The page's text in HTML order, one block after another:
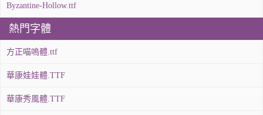
Byzantine-Hollow.ttf
熱門字體
方正喵嗚體.ttf
華康娃娃體.TTF
華康秀風體.TTF